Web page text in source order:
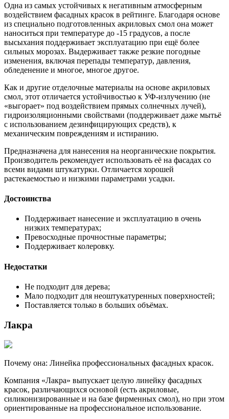
Одна из самых устойчивых к негативным атмосферным
воздействием фасадных красок в рейтинге. Благодаря основе
из специально подготовленных акриловых смол она может
наноситься при температуре до -15 градусов, а после
высыхания поддерживает эксплуатацию при ещё более
сильных морозах. Выдерживает также резкие погодные
изменения, включая перепады температур, давления,
обледенение и многое, многое другое.
Как и другие отделочные материалы на основе акриловых
смол, этот отличается устойчивостью к УФ-излучению (не
«выгорает» под воздействием прямых солнечных лучей),
гидроизоляционными свойствами (поддерживает даже мытьё
с использованием дезинфицирующих средств), к
механическим повреждениям и истиранию.
Предназначена для нанесения на неорганические покрытия.
Производитель рекомендует использовать её на фасадах со
всеми видами штукатурки. Отличается хорошей
растекаемостью и низкими параметрами усадки.
Достоинства
Поддерживает нанесение и эксплуатацию в очень
низких температурах;
Превосходные прочностные параметры;
Поддерживает колеровку.
Недостатки
Не подходит для дерева;
Мало подходит для неоштукатуренных поверхностей;
Поставляется только в больших объёмах.
Лакра
Почему она: Линейка профессиональных фасадных красок.
Компания «Лакра» выпускает целую линейку фасадных
красок, различающихся основой (есть акриловые,
силиконизированные и на базе фирменных смол), но при этом
ориентированные на профессиональное использование.